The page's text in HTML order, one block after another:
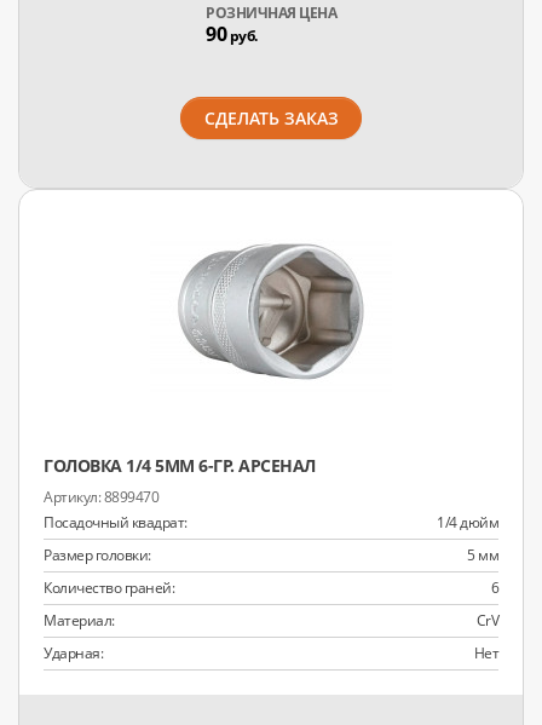
РОЗНИЧНАЯ ЦЕНА
90руб.
СДЕЛАТЬ ЗАКАЗ
ГОЛОВКА 1/4 5ММ 6-ГР. АРСЕНАЛ
8899470
Посадочный квадрат:
1/4 дюйм
Размер головки:
5 мм
Количество граней:
6
Материал:
CrV
Ударная:
Нет